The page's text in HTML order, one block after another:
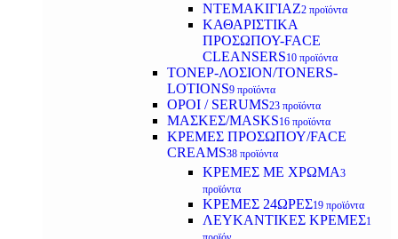
ΝΤΕΜΑΚΙΓΙΑΖ2 προϊόντα
ΚΑΘΑΡΙΣΤΙΚΑ
ΠΡΟΣΩΠΟΥ-FACE
CLEANSERS10 προϊόντα
ΤΟΝΕΡ-ΛΟΣΙΟΝ/TONERS-
LOTIONS9 προϊόντα
ΟΡΟΙ / SERUMS23 προϊόντα
ΜΑΣΚΕΣ/MASKS16 προϊόντα
ΚΡΕΜΕΣ ΠΡΟΣΩΠΟΥ/FACE
CREAMS38 προϊόντα
ΚΡΕΜΕΣ ΜΕ ΧΡΩΜΑ3
προϊόντα
ΚΡΕΜΕΣ 24ΩΡΕΣ19 προϊόντα
ΛΕΥΚΑΝΤΙΚΕΣ ΚΡΕΜΕΣ1